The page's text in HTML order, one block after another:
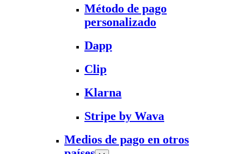
Método de pago
personalizado
Dapp
Clip
Klarna
Stripe by Wava
Medios de pago en otros